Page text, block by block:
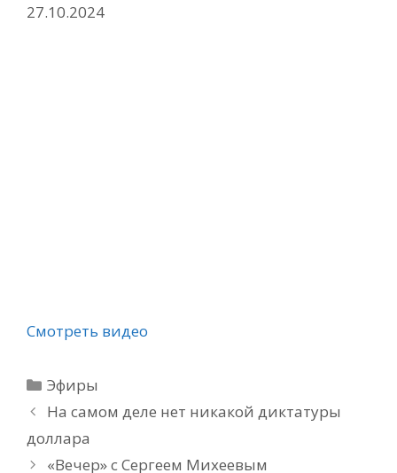
27.10.2024
Смотреть видео
Рубрики
Эфиры
На самом деле нет никакой диктатуры
доллара
«Вечер» с Сергеем Михеевым